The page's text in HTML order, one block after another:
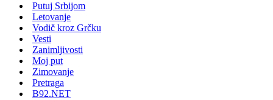
Putuj Srbijom
Letovanje
Vodič kroz Grčku
Vesti
Zanimljivosti
Moj put
Zimovanje
Pretraga
B92.NET